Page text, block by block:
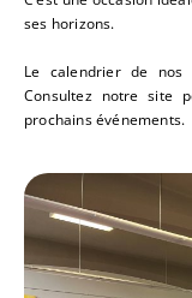
ses horizons.
Le calendrier de nos
Consultez notre site
prochains événements.